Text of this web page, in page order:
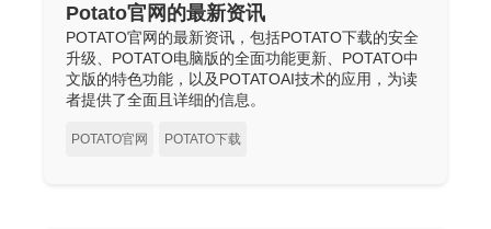
Potato官网的最新资讯
POTATO官网的最新资讯，包括POTATO下载的安全
升级、POTATO电脑版的全面功能更新、POTATO中
文版的特色功能，以及POTATOAI技术的应用，为读
者提供了全面且详细的信息。
POTATO官网 POTATO下载